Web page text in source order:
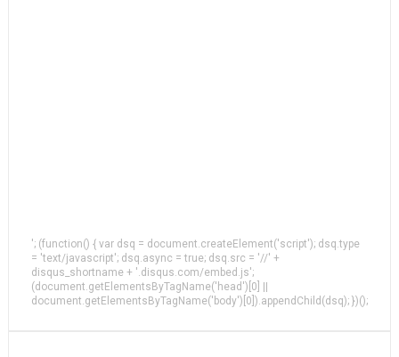
'; (function() { var dsq = document.createElement('script'); dsq.type
= 'text/javascript'; dsq.async = true; dsq.src = '//' +
disqus_shortname + '.disqus.com/embed.js';
(document.getElementsByTagName('head')[0] ||
document.getElementsByTagName('body')[0]).appendChild(dsq); })();